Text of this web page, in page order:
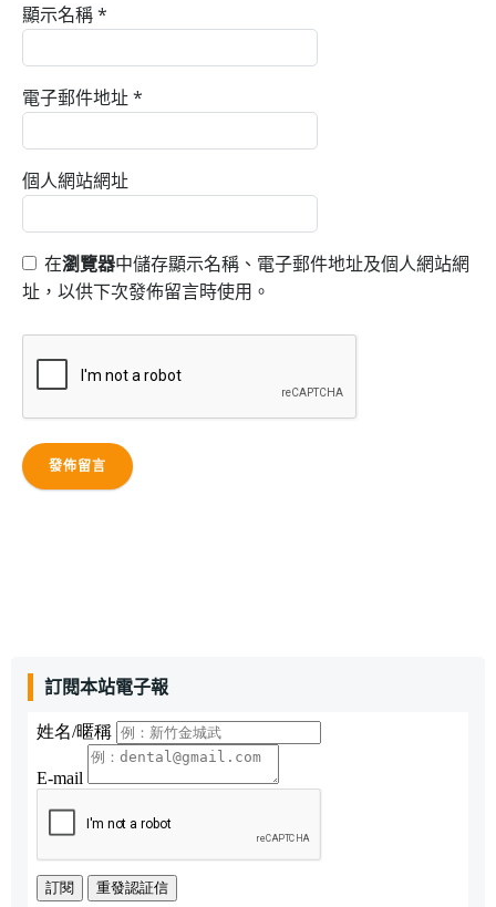
顯示名稱*
電子郵件地址*
個人網站網址
在瀏覽器中儲存顯示名稱、電子郵件地址及個人網站網
址，以供下次發佈留言時使用。
訂閱本站電子報